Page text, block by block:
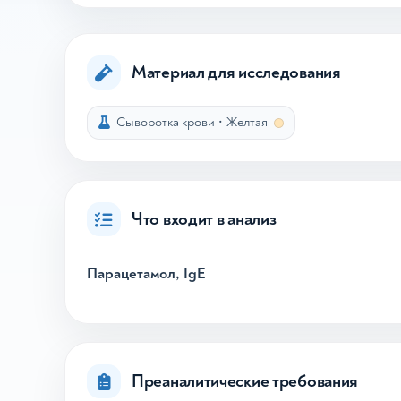
Материал для исследования
Сыворотка крови • Желтая
Что входит в анализ
Парацетамол, IgE
Преаналитические требования